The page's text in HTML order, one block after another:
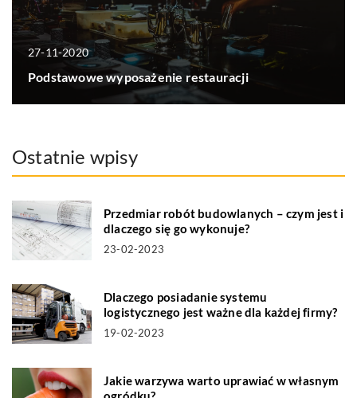
27-11-2020
Podstawowe wyposażenie restauracji
Ostatnie wpisy
Przedmiar robót budowlanych – czym jest i
dlaczego się go wykonuje?
23-02-2023
Dlaczego posiadanie systemu
logistycznego jest ważne dla każdej firmy?
19-02-2023
Jakie warzywa warto uprawiać w własnym